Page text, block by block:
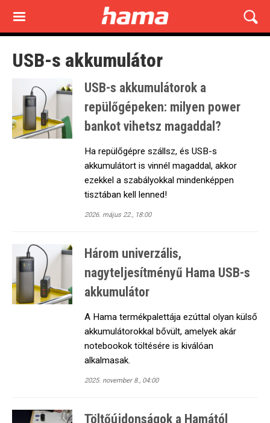
main
USB-s akkumulátor
USB-s akkumulátorok a
repülőgépeken: milyen power
bankot vihetsz magaddal?
Ha repülőgépre szállsz, és USB-s
akkumulátort is vinnél magaddal, akkor
ezekkel a szabályokkal mindenképpen
tisztában kell lenned!
2026. május 22., 18:00
Három univerzális,
nagyteljesítményű Hama USB-s
akkumulátor
A Hama termékpalettája ezúttal olyan külső
akkumulátorokkal bővült, amelyek akár
notebookok töltésére is kiválóan
alkalmasak.
2025. november 8., 04:00
Töltőújdonságok a Hamától